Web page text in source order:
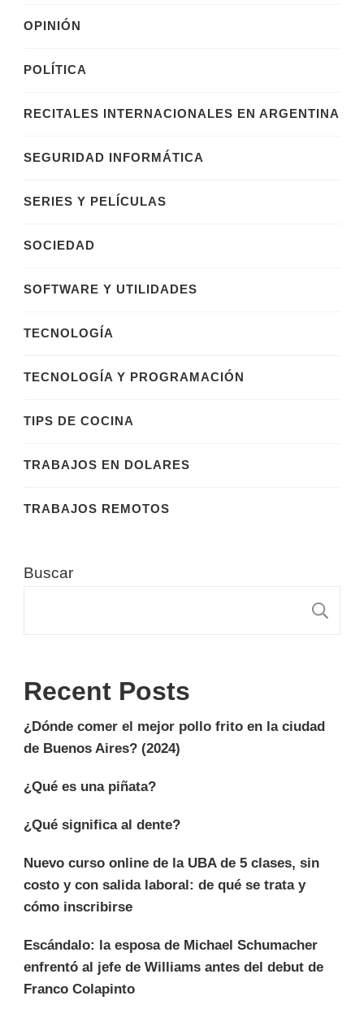
OPINIÓN
POLÍTICA
RECITALES INTERNACIONALES EN ARGENTINA
SEGURIDAD INFORMÁTICA
SERIES Y PELÍCULAS
SOCIEDAD
SOFTWARE Y UTILIDADES
TECNOLOGÍA
TECNOLOGÍA Y PROGRAMACIÓN
TIPS DE COCINA
TRABAJOS EN DOLARES
TRABAJOS REMOTOS
Buscar
Recent Posts
¿Dónde comer el mejor pollo frito en la ciudad
de Buenos Aires? (2024)
¿Qué es una piñata?
¿Qué significa al dente?
Nuevo curso online de la UBA de 5 clases, sin
costo y con salida laboral: de qué se trata y
cómo inscribirse
Escándalo: la esposa de Michael Schumacher
enfrentó al jefe de Williams antes del debut de
Franco Colapinto